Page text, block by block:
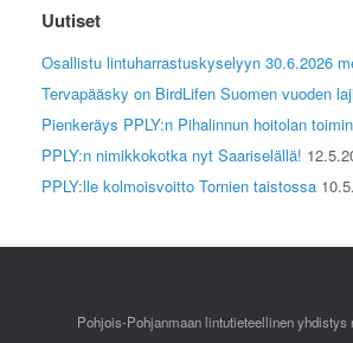
Uutiset
Osallistu lintuharrastuskyselyyn 30.6.2026
Tervapääsky on BirdLifen Suomen vuoden
Pienkeräys PPLY:n Pihalinnun hoitolan
PPLY:n nimikkokotka nyt Saariselällä!
PPLY:lle kolmoisvoitto Tornien taistossa
Pohjois-Pohjanmaan lintutieteellinen yhdistys